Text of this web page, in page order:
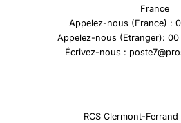
France
Appelez-nous (France) :
Appelez-nous (Etranger):
Écrivez-nous :
RCS Clermont-Ferrand